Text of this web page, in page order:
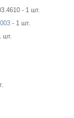
- 1 шт.
- 1 шт.
шт.